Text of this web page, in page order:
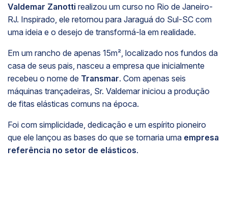
Valdemar Zanotti realizou um curso no Rio de Janeiro-
RJ. Inspirado, ele retornou para Jaraguá do Sul-SC com
uma ideia e o desejo de transformá-la em realidade.
Em um rancho de apenas 15m², localizado nos fundos da
casa de seus pais, nasceu a empresa que inicialmente
recebeu o nome de Transmar. Com apenas seis
máquinas trançadeiras, Sr. Valdemar iniciou a produção
de fitas elásticas comuns na época.
Foi com simplicidade, dedicação e um espírito pioneiro
que ele lançou as bases do que se tornaria uma empresa
referência no setor de elásticos.